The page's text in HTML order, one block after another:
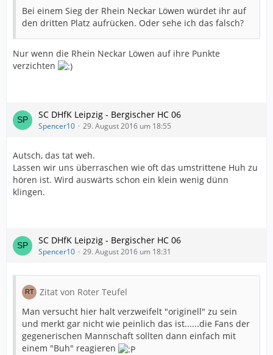
Bei einem Sieg der Rhein Neckar Löwen würdet ihr auf
den dritten Platz aufrücken. Oder sehe ich das falsch?
Nur wenn die Rhein Neckar Löwen auf ihre Punkte
verzichten
SC DHfK Leipzig - Bergischer HC 06
Spencer10 29. August 2016 um 18:55
Autsch, das tat weh.
Lassen wir uns überraschen wie oft das umstrittene Huh zu
hören ist. Wird auswärts schon ein klein wenig dünn
klingen.
SC DHfK Leipzig - Bergischer HC 06
Spencer10 29. August 2016 um 18:31
Zitat von Roter Teufel
Man versucht hier halt verzweifelt "originell" zu sein
und merkt gar nicht wie peinlich das ist......die Fans der
gegenerischen Mannschaft sollten dann einfach mit
einem "Buh" reagieren